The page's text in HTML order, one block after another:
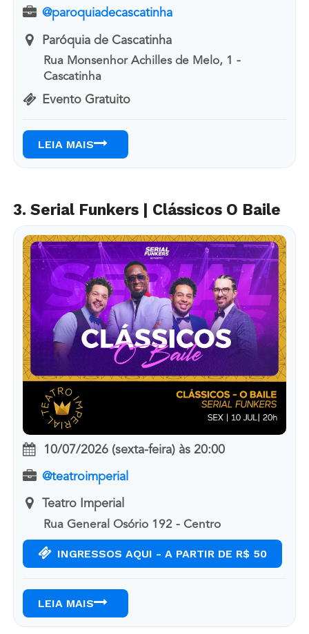
@paroquiadecascatinha
Paróquia de Cascatinha
Rua Monsenhor Achilles de Melo, 1 -
Cascatinha
Evento Gratuito
LEIA MAIS
3. Serial Funkers | Clássicos O Baile
10/07/2026 (sexta-feira) às 20:00
@teatroimperial
Teatro Imperial
Rua General Osório 192 - Centro
INGRESSOS AQUI - A PARTIR DE R$ 50
LEIA MAIS